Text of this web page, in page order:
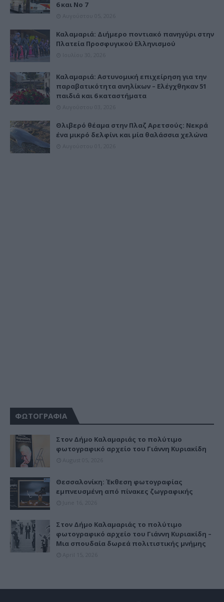
6 και Νο 7
Καλαμαριά: Διήμερο ποντιακό πανηγύρι στην
Πλατεία Προσφυγικού Ελληνισμού
Καλαμαριά: Αστυνομική επιχείρηση για την
παραβατικότητα ανηλίκων – Ελέγχθηκαν 51
παιδιά και 6 καταστήματα
Θλιβερό θέαμα στην Πλαζ Αρετσούς: Νεκρά
ένα μικρό δελφίνι και μία θαλάσσια χελώνα
ΦΩΤΟΓΡΑΦΙΑ
Στον Δήμο Καλαμαριάς το πολύτιμο
φωτογραφικό αρχείο του Γιάννη Κυριακίδη
Θεσσαλονίκη: Έκθεση φωτογραφίας
εμπνευσμένη από πίνακες ζωγραφικής
Στον Δήμο Καλαμαριάς το πολύτιμο
φωτογραφικό αρχείο του Γιάννη Κυριακίδη –
Μια σπουδαία δωρεά πολιτιστικής μνήμης